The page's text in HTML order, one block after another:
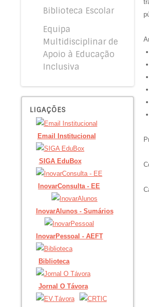
Biblioteca Escolar
Equipa
Multidisciplinar de
Apoio à Educação
Inclusiva
LIGAÇÕES
Email Institucional
SIGA EduBox
InovarConsulta - EE
InovarAlunos - Sumários
InovarPessoal - AEFT
Biblioteca
Jornal O Távora